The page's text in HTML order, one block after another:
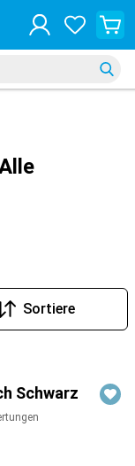
Sortiere
Schwarz